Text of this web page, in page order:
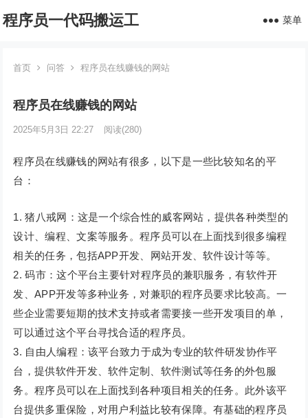
程序员一代码搬运工 菜单
首页 问答 程序员在线赚钱的网站
程序员在线赚钱的网站
2025年5月3日 22:27 阅读(280)
程序员在线赚钱的网站有很多，以下是一些比较知名的平
台：
1. 猪八戒网：这是一个综合性的威客网站，提供各种类型的
设计、编程、文案等服务。程序员可以在上面找到很多编程
相关的任务，包括APP开发、网站开发、软件设计等等。
2. 码市：这个平台主要针对程序员的兼职服务，有软件开
发、APP开发等多种业务，对兼职的程序员要求比较高。一
些企业需要短期的技术支持或者需要接一些开发项目的单，
可以通过这个平台寻找合适的程序员。
3. 自由人编程：该平台致力于成为专业的软件研发协作平
台，提供软件开发、软件定制、软件测试等任务的外包服
务。程序员可以在上面找到各种项目相关的任务。此外该平
台提供多重保险，对用户利益比较有保障。有基础的程序员